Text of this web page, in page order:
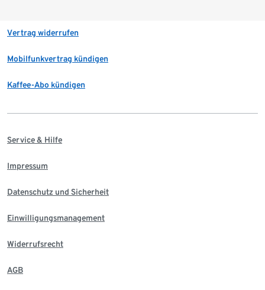
Vertrag widerrufen
Mobilfunkvertrag kündigen
Kaffee-Abo kündigen
Service & Hilfe
Impressum
Datenschutz und Sicherheit
Einwilligungsmanagement
Widerrufsrecht
AGB